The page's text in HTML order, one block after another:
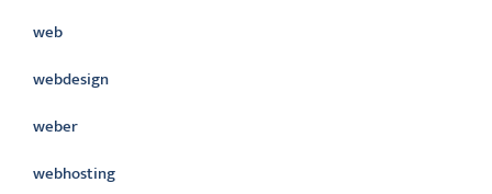
web
webdesign
weber
webhosting